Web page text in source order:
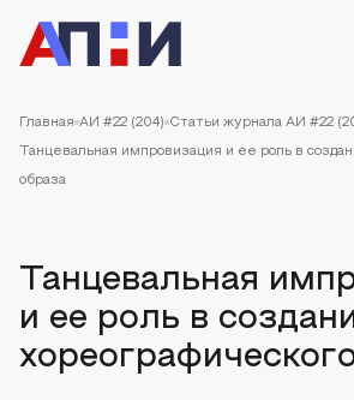
Главная АИ #22 (204) Статьи журнала АИ #22
Танцевальная импровизация и ее роль в
образа
Танцевальная
и ее роль в